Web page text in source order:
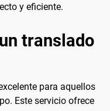
y eficiente.
translado
para aquellos
Este servicio ofrece